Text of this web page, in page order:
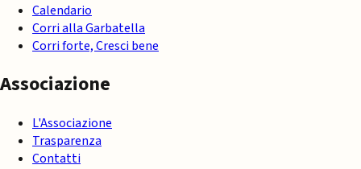
Calendario
Corri alla Garbatella
Corri forte, Cresci bene
Associazione
L'Associazione
Trasparenza
Contatti